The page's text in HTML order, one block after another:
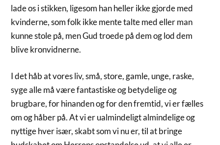
lade os i stikken, ligesom han heller ikke gjorde med
kvinderne, som folk ikke mente talte med eller man
kunne stole på, men Gud troede på dem og lod dem
blive kronvidnerne.
I det håb at vores liv, små, store, gamle, unge, raske,
syge alle må være fantastiske og betydelige og
brugbare, for hinanden og for den fremtid, vi er fælles
om og håber på. At vi er ualmindeligt almindelige og
nyttige hver især, skabt som vi nu er, til at bringe